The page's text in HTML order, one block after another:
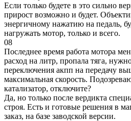
Если только будете в это сильно
прирост возможно и будет.
энергичному нажатию на педаль,
нагружать мотор, только и всего.
08
Последнее время работа мотора
расход на литр, пропала тяга,
переключения акпп на передачу
максимальная скорость.
катализатор, отключите?
Да, но только после вердикта
строя. Есть и готовые решения в
заказ, на базе заводской версии.